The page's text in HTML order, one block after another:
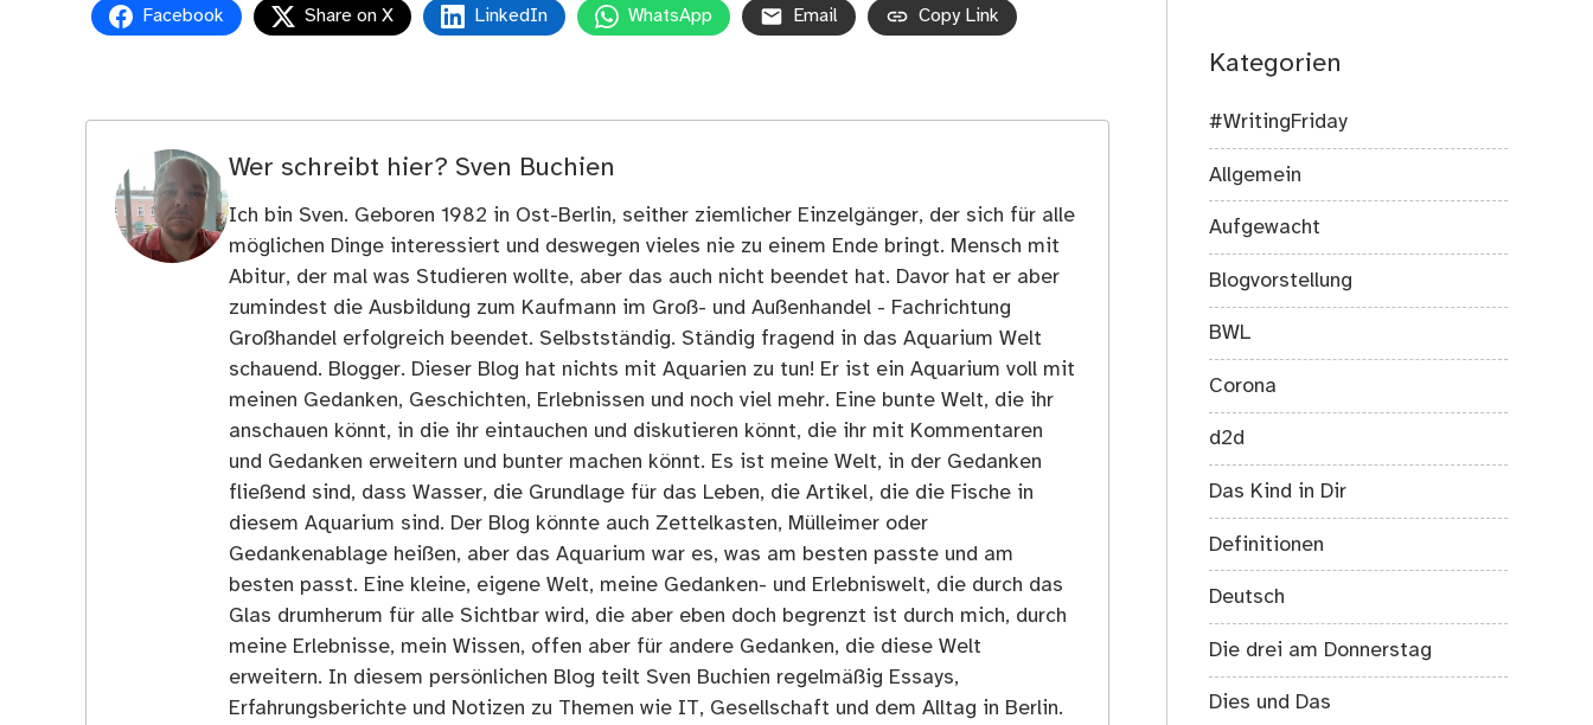
Facebook Share on X LinkedIn WhatsApp Email Copy Link
Wer schreibt hier? Sven Buchien
Ich bin Sven. Geboren 1982 in Ost-Berlin, seither ziemlicher Einzelgänger, der sich für alle
möglichen Dinge interessiert und deswegen vieles nie zu einem Ende bringt. Mensch mit
Abitur, der mal was Studieren wollte, aber das auch nicht beendet hat. Davor hat er aber
zumindest die Ausbildung zum Kaufmann im Groß- und Außenhandel - Fachrichtung
Großhandel erfolgreich beendet. Selbstständig. Ständig fragend in das Aquarium Welt
schauend. Blogger. Dieser Blog hat nichts mit Aquarien zu tun! Er ist ein Aquarium voll mit
meinen Gedanken, Geschichten, Erlebnissen und noch viel mehr. Eine bunte Welt, die ihr
anschauen könnt, in die ihr eintauchen und diskutieren könnt, die ihr mit Kommentaren
und Gedanken erweitern und bunter machen könnt. Es ist meine Welt, in der Gedanken
fließend sind, dass Wasser, die Grundlage für das Leben, die Artikel, die die Fische in
diesem Aquarium sind. Der Blog könnte auch Zettelkasten, Mülleimer oder
Gedankenablage heißen, aber das Aquarium war es, was am besten passte und am
besten passt. Eine kleine, eigene Welt, meine Gedanken- und Erlebniswelt, die durch das
Glas drumherum für alle Sichtbar wird, die aber eben doch begrenzt ist durch mich, durch
meine Erlebnisse, mein Wissen, offen aber für andere Gedanken, die diese Welt
erweitern. In diesem persönlichen Blog teilt Sven Buchien regelmäßig Essays,
Erfahrungsberichte und Notizen zu Themen wie IT, Gesellschaft und dem Alltag in Berlin.
Kategorien
#WritingFriday
Allgemein
Aufgewacht
Blogvorstellung
BWL
Corona
d2d
Das Kind in Dir
Definitionen
Deutsch
Die drei am Donnerstag
Dies und Das